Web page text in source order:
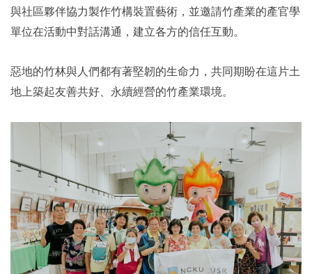
與社區夥伴協力製作竹構裝置藝術，並邀請竹產業的產官學
單位在活動中對話溝通，建立各方的信任互動。
惡地的竹林與人們都有著堅韌的生命力，共同期盼在這片土
地上築起友善共好、永續經營的竹產業環境。